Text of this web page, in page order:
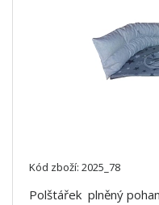
Kód zboží: 2025_78
Polštářek plněný